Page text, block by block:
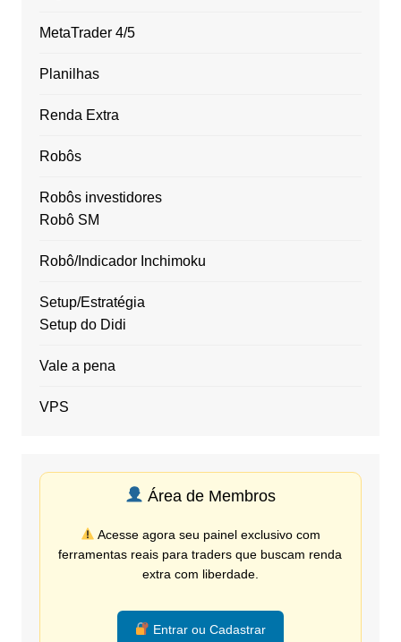
MetaTrader 4/5
Planilhas
Renda Extra
Robôs
Robôs investidores
Robô SM
Robô/Indicador Inchimoku
Setup/Estratégia
Setup do Didi
Vale a pena
VPS
Área de Membros
Acesse agora seu painel exclusivo com
ferramentas reais para traders que buscam renda
extra com liberdade.
Entrar ou Cadastrar